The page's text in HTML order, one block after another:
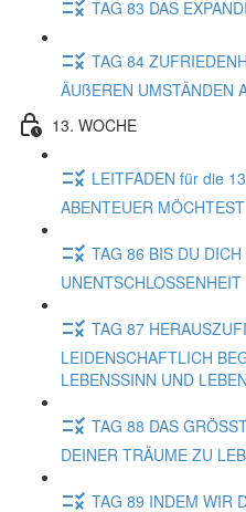
TAG 83 DAS
TAG 84
ÄUßEREN UMSTÄNDEN
13. WOCHE
LEITFADEN für die
ABENTEUER
TAG 86 BIS DU
TAG 87
LEIDENSCHAFTLICH
LEBENSSINN UND
TAG 88 DAS
DEINER TRÄUME ZU
TAG 89 INDEM WIR